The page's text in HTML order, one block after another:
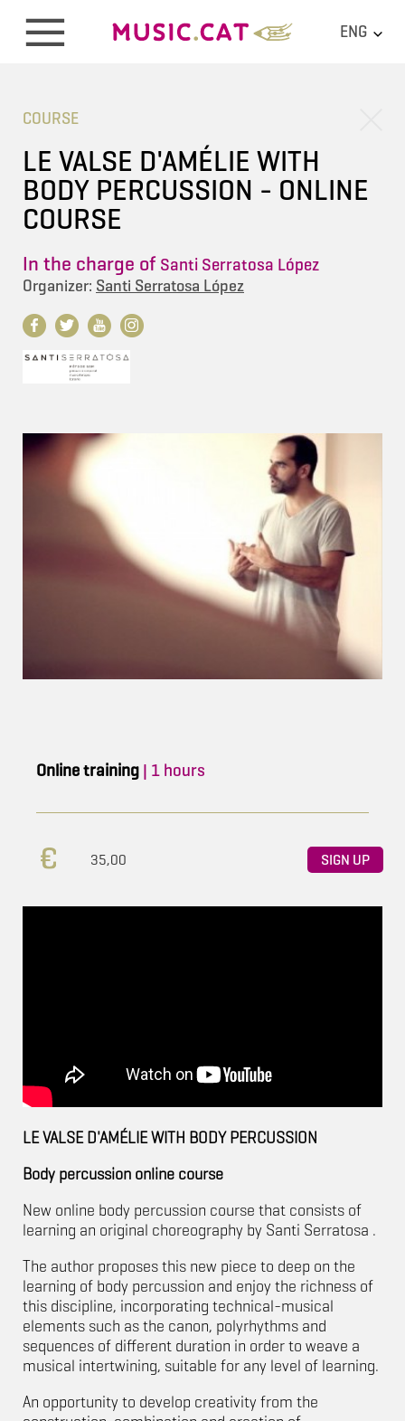
ENG
COURSE
LE VALSE D'AMÉLIE WITH
BODY PERCUSSION - ONLINE
COURSE
In the charge of Santi Serratosa López
Organizer: Santi Serratosa López
Online training | 1 hours
35,00 SIGN UP
LE VALSE D'AMÉLIE WITH BODY PERCUSSION
Body percussion online course
New online body percussion course that consists of
learning an original choreography by Santi Serratosa .
The author proposes this new piece to deep on the
learning of body percussion and enjoy the richness of
this discipline, incorporating technical-musical
elements such as the canon, polyrhythms and
sequences of different duration in order to weave a
musical intertwining, suitable for any level of learning.
An opportunity to develop creativity from the